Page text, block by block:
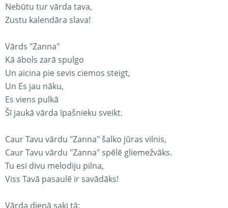
Nebūtu tur vārda tava,
Zustu kalendāra slava!
Vārds "Zanna"
Kā ābols zarā spulgo
Un aicina pie sevis ciemos steigt,
Un Es jau nāku,
Es viens pulkā
Šī jaukā vārda īpašnieku sveikt.
Caur Tavu vārdu "Zanna" šalko jūras vilnis,
Caur Tavu vārdu "Zanna" spēlē gliemežvāks.
Tu esi divu melodiju pilna,
Viss Tavā pasaulē ir savādāks!
Vārda dienā saki tā: